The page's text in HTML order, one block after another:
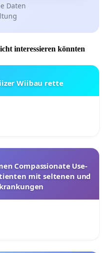
Daten
interessieren könnten
Wiibau rette
Compassionate Use-
mit seltenen und